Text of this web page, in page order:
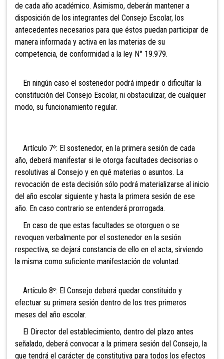
de cada año académico. Asimismo, deberán mantener a
disposición de los integrantes del Consejo Escolar, los
antecedentes necesarios para que éstos puedan participar de
manera informada y activa en las materias de su
competencia, de conformidad a la ley N° 19.979.
En ningún caso el sostenedor podrá impedir o dificultar la
constitución del Consejo Escolar, ni obstaculizar, de cualquier
modo, su funcionamiento regular.
Artículo 7º: El sostenedor, en la primera sesión de cada
año, deberá manifestar si le otorga facultades decisorias o
resolutivas al Consejo y en qué materias o asuntos. La
revocación de esta decisión sólo podrá materializarse al inicio
del año escolar siguiente y hasta la primera sesión de ese
año. En caso contrario se entenderá prorrogada.
En caso de que estas facultades se otorguen o se
revoquen verbalmente por el sostenedor en la sesión
respectiva, se dejará constancia de ello en el acta, sirviendo
la misma como suficiente manifestación de voluntad.
Artículo 8º: El Consejo deberá quedar constituido y
efectuar su primera sesión dentro de los tres primeros
meses del año escolar.
El Director del establecimiento, dentro del plazo antes
señalado, deberá convocar a la primera sesión del Consejo, la
que tendrá el carácter de constitutiva para todos los efectos